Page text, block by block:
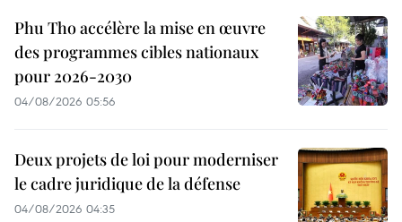
Phu Tho accélère la mise en œuvre
des programmes cibles nationaux
pour 2026-2030
04/08/2026 05:56
Deux projets de loi pour moderniser
le cadre juridique de la défense
04/08/2026 04:35